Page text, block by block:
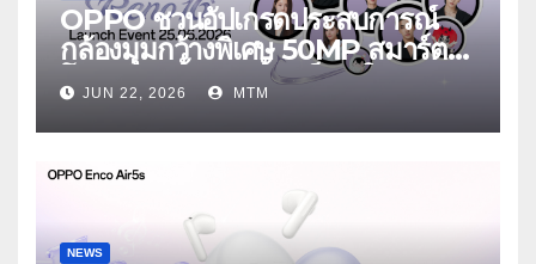
OPPO ชวนอัปเกรดประสบการณ์
กล้องมุมกว้างพิเศษ 50MP สมาร์ต
โฟนเพื่อนซี้ เทรนดี้ทุกช็อต ใน
งาน OPPO Reno16 Series 5G
Launch Event 25 มิถุนายนนี้
JUN 22, 2026 MTM
NEWS